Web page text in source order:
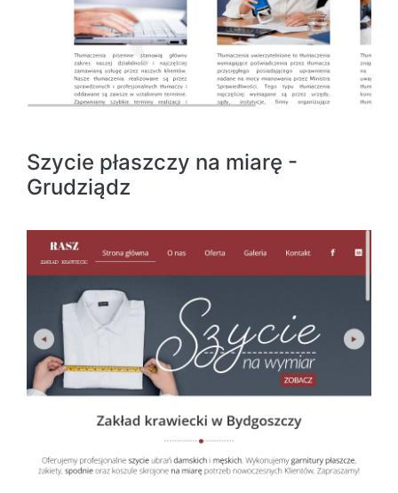
Szycie płaszczy na miarę -
Grudziądz